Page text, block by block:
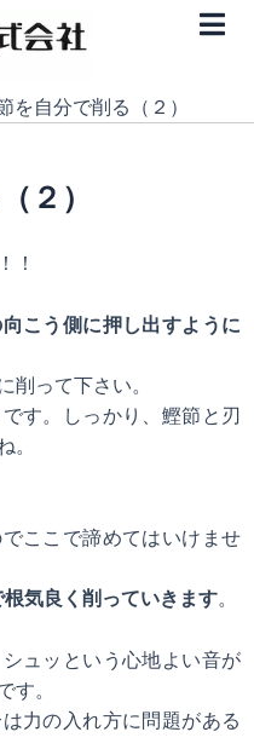
を自分で削る（２）
２）
！
こう側に押し出すように
削って下さい。
す。しっかり、鰹節と刃
。
ここで諦めてはいけませ
気良く削っていきます。
ュッという心地よい音が
す。
力の入れ方に問題がある